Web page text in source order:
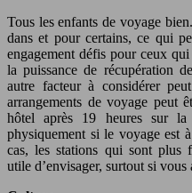
Tous les enfants de voyage
dans et pour certains, ce qui
engagement défis pour ceux
la puissance de récupération
autre facteur à considérer
arrangements de voyage peut
hôtel après 19 heures sur
physiquement si le voyage est
cas, les stations qui sont plus
utile d’envisager, surtout si